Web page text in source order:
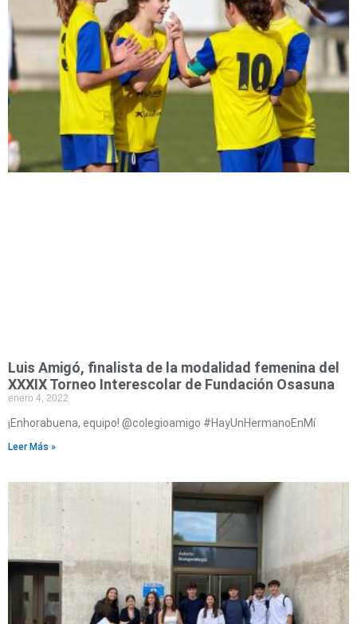
Luis Amigó, finalista de la modalidad femenina del
XXXIX Torneo Interescolar de Fundación Osasuna
enero 4, 2022
¡Enhorabuena, equipo! @colegioamigo #HayUnHermanoEnMí
Leer Más »